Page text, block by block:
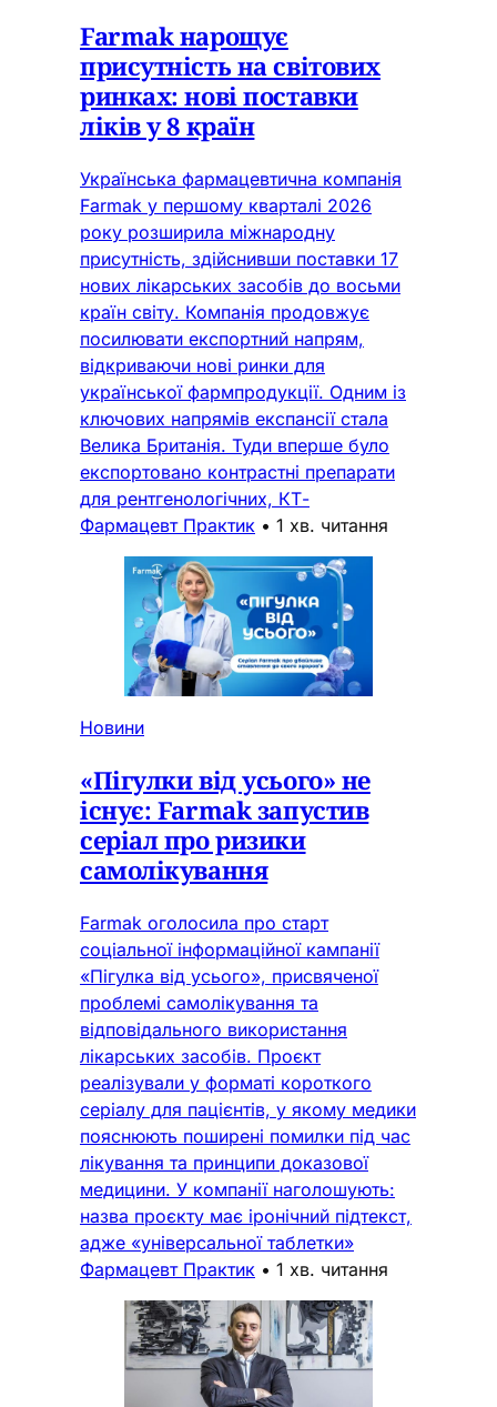
Farmak нарощує
присутність на світових
ринках: нові поставки
ліків у 8 країн
Українська фармацевтична компанія
Farmak у першому кварталі 2026
року розширила міжнародну
присутність, здійснивши поставки 17
нових лікарських засобів до восьми
країн світу. Компанія продовжує
посилювати експортний напрям,
відкриваючи нові ринки для
української фармпродукції. Одним із
ключових напрямів експансії стала
Велика Британія. Туди вперше було
експортовано контрастні препарати
для рентгенологічних, КТ-
Фармацевт Практик • 1 хв. читання
Новини
«Пігулки від усього» не
існує: Farmak запустив
серіал про ризики
самолікування
Farmak оголосила про старт
соціальної інформаційної кампанії
«Пігулка від усього», присвяченої
проблемі самолікування та
відповідального використання
лікарських засобів. Проєкт
реалізували у форматі короткого
серіалу для пацієнтів, у якому медики
пояснюють поширені помилки під час
лікування та принципи доказової
медицини. У компанії наголошують:
назва проєкту має іронічний підтекст,
адже «універсальної таблетки»
Фармацевт Практик • 1 хв. читання